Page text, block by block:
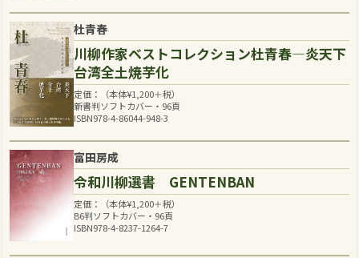
杜青春
川柳作家ベストコレクション杜青春―炎天下
台湾全土焼芋化
定価：（本体¥1,200＋税）
新書判ソフトカバー・96頁
ISBN978-4-86044-948-3
富田房成
令和川柳選書 GENTENBAN
定価：（本体¥1,200＋税）
B6判ソフトカバー・96頁
ISBN978-4-8237-1264-7